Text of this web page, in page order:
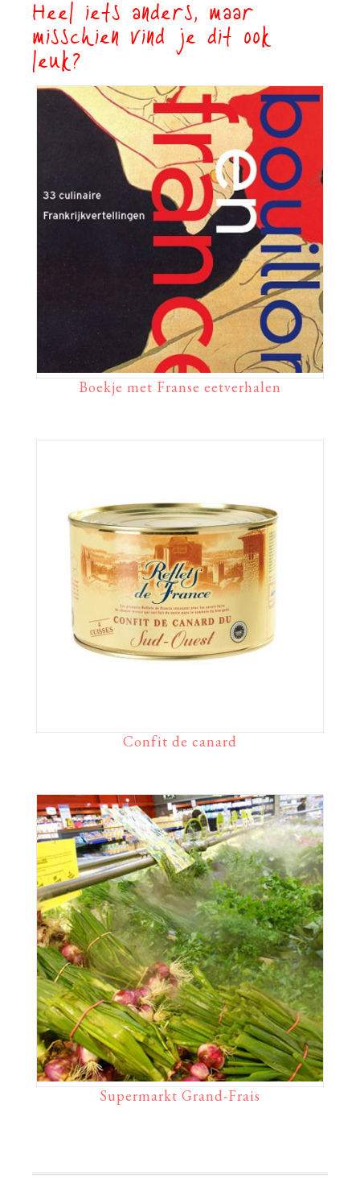
Heel iets anders, maar
misschien vind je dit ook
leuk?
Boekje met Franse eetverhalen
Confit de canard
Supermarkt Grand-Frais